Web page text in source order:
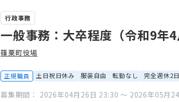
行政事務
一般事務：大卒程度（令和9年4
篠栗町役場
正規職員 土日祝日休み 服装自由 転勤なし 完全週休2日
募集期間： 2026年04月26日 23:30 〜 2026年05月